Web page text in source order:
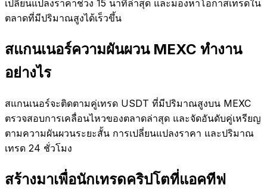
เปลี่ยนแปลงราคาช่วง 15 นาทีล่าสุด และมองหาโอกาสเทรดใน
ตลาดที่มีปริมาณสูงได้เร็วขึ้น
สแกนเนอร์ความผันผวน MEXC ทำงาน
อย่างไร
สแกนเนอร์จะติดตามคู่เทรด USDT ที่มีปริมาณสูงบน MEXC
ตรวจสอบการเคลื่อนไหวของตลาดล่าสุด และจัดอันดับคู่เหรียญ
ตามความผันผวนระยะสั้น การเปลี่ยนแปลงราคา และปริมาณ
เทรด 24 ชั่วโมง
สร้างมาเพื่อนักเทรดคริปโตที่แอคทีฟ